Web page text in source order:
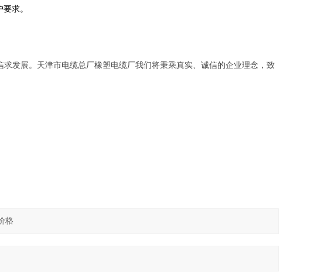
求。
发展。天津市电缆总厂橡塑电缆厂我们将秉乘真实、诚信的企业理念，致